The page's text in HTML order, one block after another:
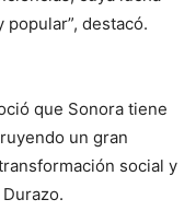
destacó.
que Sonora tiene
un gran
social y